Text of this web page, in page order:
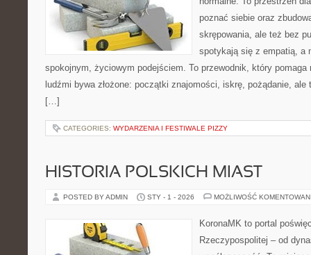
poznać siebie oraz
skrępowania, ale też bez
spotykają się z empatią, a
spokojnym, życiowym podejściem. To przewodnik, który
ludźmi bywa złożone: początki znajomości, iskrę, pożądanie, ale
[…]
CATEGORIES: WYDARZENIA I FESTIWALE PIZZY
HISTORIA POLSKICH MIAST
POSTED BY ADMIN STY - 1 - 2026 MOŻLIWOŚĆ
KoronaMK to portal
Rzeczypospolitej – od